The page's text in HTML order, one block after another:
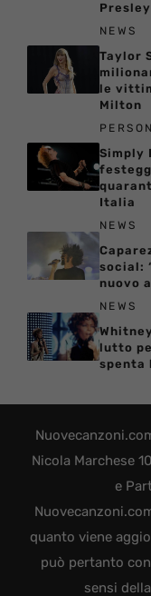
Presley
NEWS
Taylor
le
Milton
Simply
Italia
NEWS
social:
nuovo
NEWS
lutto
spenta
Nicola Marchese
e
quanto viene
può pertanto
sensi